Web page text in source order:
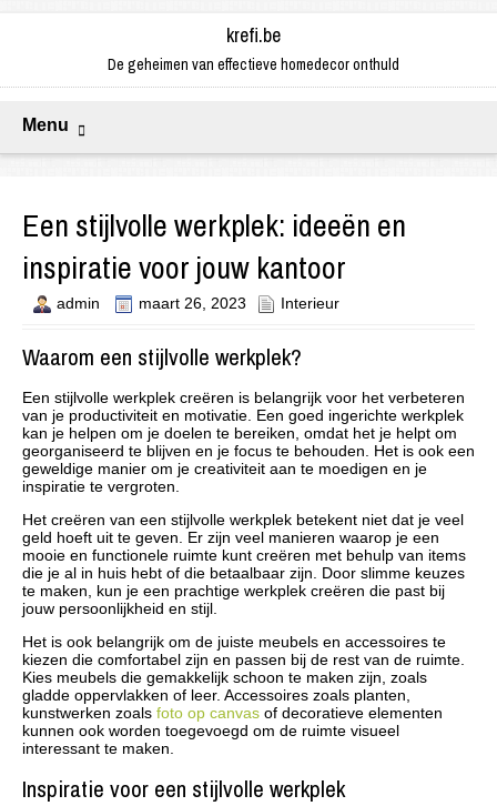
krefi.be
De geheimen van effectieve homedecor onthuld
Menu
Een stijlvolle werkplek: ideeën en
inspiratie voor jouw kantoor
admin maart 26, 2023 Interieur
Waarom een stijlvolle werkplek?
Een stijlvolle werkplek creëren is belangrijk voor het verbeteren
van je productiviteit en motivatie. Een goed ingerichte werkplek
kan je helpen om je doelen te bereiken, omdat het je helpt om
georganiseerd te blijven en je focus te behouden. Het is ook een
geweldige manier om je creativiteit aan te moedigen en je
inspiratie te vergroten.
Het creëren van een stijlvolle werkplek betekent niet dat je veel
geld hoeft uit te geven. Er zijn veel manieren waarop je een
mooie en functionele ruimte kunt creëren met behulp van items
die je al in huis hebt of die betaalbaar zijn. Door slimme keuzes
te maken, kun je een prachtige werkplek creëren die past bij
jouw persoonlijkheid en stijl.
Het is ook belangrijk om de juiste meubels en accessoires te
kiezen die comfortabel zijn en passen bij de rest van de ruimte.
Kies meubels die gemakkelijk schoon te maken zijn, zoals
gladde oppervlakken of leer. Accessoires zoals planten,
kunstwerken zoals foto op canvas of decoratieve elementen
kunnen ook worden toegevoegd om de ruimte visueel
interessant te maken.
Inspiratie voor een stijlvolle werkplek